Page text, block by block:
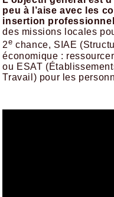
peu à l’aise avec les
insertion
des missions locales
2e chance, SIAE
économique :
ou ESAT
Travail) pour les